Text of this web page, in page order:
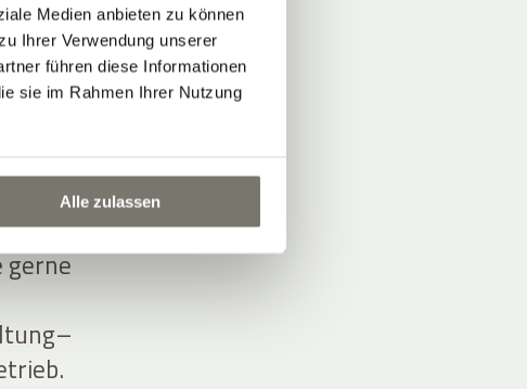
Medien anbieten zu können
Ihrer Verwendung unserer
führen diese Informationen
sie im Rahmen Ihrer Nutzung
Alle zulassen
den
und
gerne